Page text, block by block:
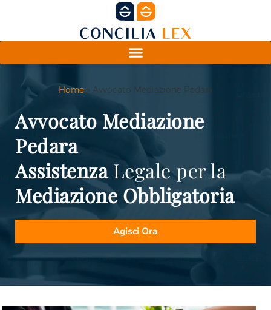
Home » Avvocato Mediazione Pedara
Avvocato Mediazione
Pedara
AssistenzaLegale per la
Mediazione Obbligatoria
Agisci Ora